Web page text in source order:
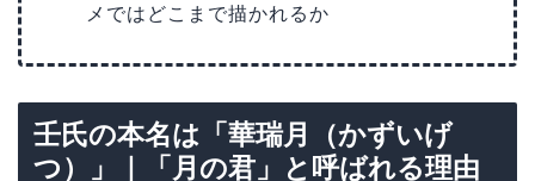
メではどこまで描かれるか
壬氏の本名は「華瑞月（かずいげ
つ）」｜「月の君」と呼ばれる理由